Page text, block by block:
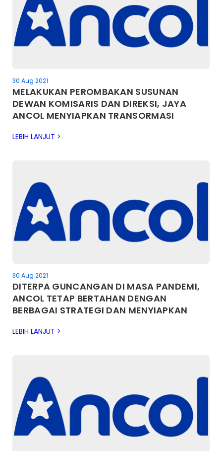
30 Aug 2021
MELAKUKAN PEROMBAKAN SUSUNAN
DEWAN KOMISARIS DAN DIREKSI, JAYA
ANCOL MENYIAPKAN TRANSORMASI
LEBIH LANJUT >
30 Aug 2021
DITERPA GUNCANGAN DI MASA PANDEMI,
ANCOL TETAP BERTAHAN DENGAN
BERBAGAI STRATEGI DAN MENYIAPKAN
LEBIH LANJUT >